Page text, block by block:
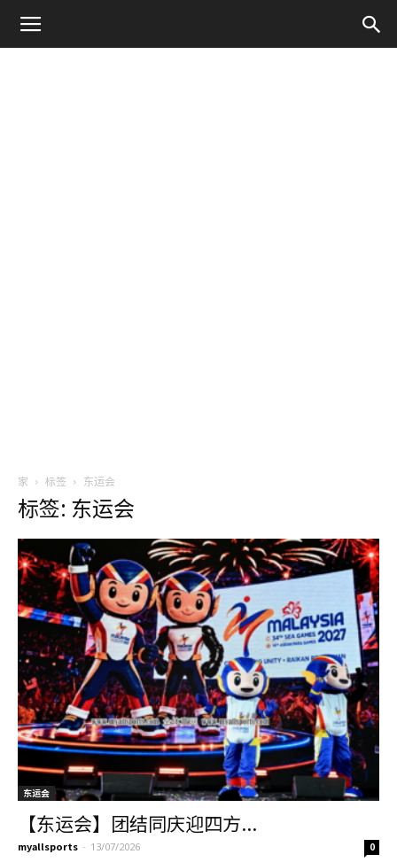
家 标签 东运会
标签: 东运会
东运会
【东运会】团结同庆迎四方...
myallsports - 13/07/2026 0